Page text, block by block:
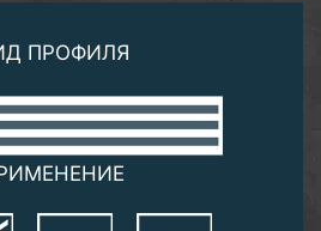
ПРОФИЛЯ